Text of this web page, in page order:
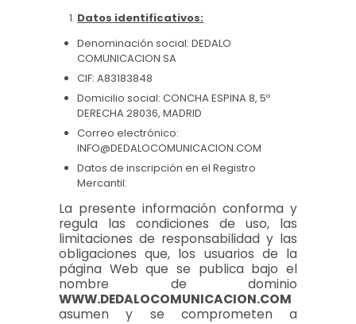
Datos identificativos:
Denominación social: DEDALO
COMUNICACION SA
CIF: A83183848
Domicilio social: CONCHA ESPINA 8, 5º
DERECHA 28036, MADRID
Correo electrónico:
INFO@DEDALOCOMUNICACION.COM
Datos de inscripción en el Registro
Mercantil:
La presente información conforma y
regula las condiciones de uso, las
limitaciones de responsabilidad y las
obligaciones que, los usuarios de la
página Web que se publica bajo el
nombre de dominio
WWW.DEDALOCOMUNICACION.COM
asumen y se comprometen a